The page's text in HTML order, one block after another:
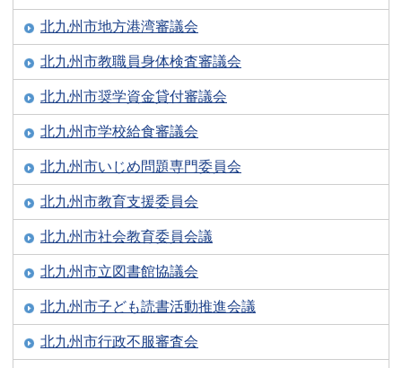
北九州市地方港湾審議会
北九州市教職員身体検査審議会
北九州市奨学資金貸付審議会
北九州市学校給食審議会
北九州市いじめ問題専門委員会
北九州市教育支援委員会
北九州市社会教育委員会議
北九州市立図書館協議会
北九州市子ども読書活動推進会議
北九州市行政不服審査会